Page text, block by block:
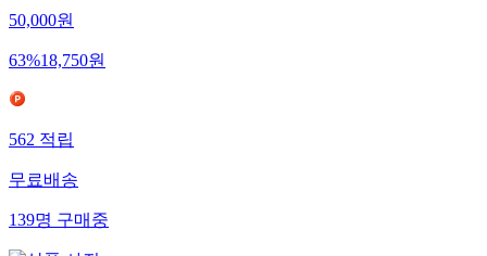
50,000원
63%18,750원
562적립
무료배송
139명구매중